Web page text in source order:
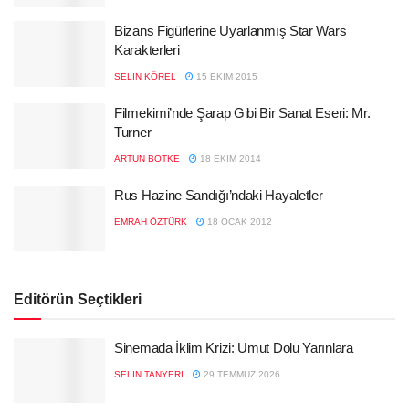
Bizans Figürlerine Uyarlanmış Star Wars
Karakterleri
SELIN KÖREL 15 EKIM 2015
Filmekimi’nde Şarap Gibi Bir Sanat Eseri: Mr.
Turner
ARTUN BÖTKE 18 EKIM 2014
Rus Hazine Sandığı’ndaki Hayaletler
EMRAH ÖZTÜRK 18 OCAK 2012
Editörün Seçtikleri
Sinemada İklim Krizi: Umut Dolu Yarınlara
SELIN TANYERI 29 TEMMUZ 2026